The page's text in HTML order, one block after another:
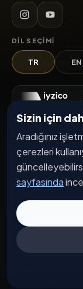
Sizin için
Aradığınız
çerezleri
sayfasında
DIL SEÇIMI
TR EN
Keşfet
İşletmeler
Etkinlikler
Haberler
İşletme Başvurusu